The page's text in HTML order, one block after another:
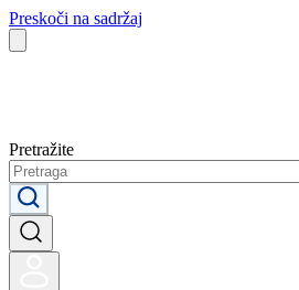
Preskoči na sadržaj
Pretražite